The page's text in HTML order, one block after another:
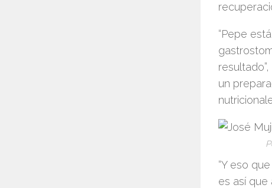
“Pepe
un
“Y eso
es así que